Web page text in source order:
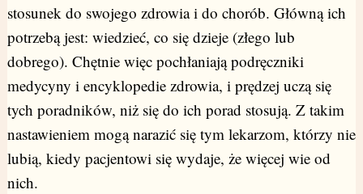
stosunek do swojego zdrowia i do chorób. Główną ich
potrzebą jest: wiedzieć, co się dzieje (złego lub
dobrego). Chętnie więc pochłaniają podręczniki
medycyny i encyklopedie zdrowia, i prędzej uczą się
tych poradników, niż się do ich porad stosują. Z takim
nastawieniem mogą narazić się tym lekarzom, którzy nie
lubią, kiedy pacjentowi się wydaje, że więcej wie od
nich.